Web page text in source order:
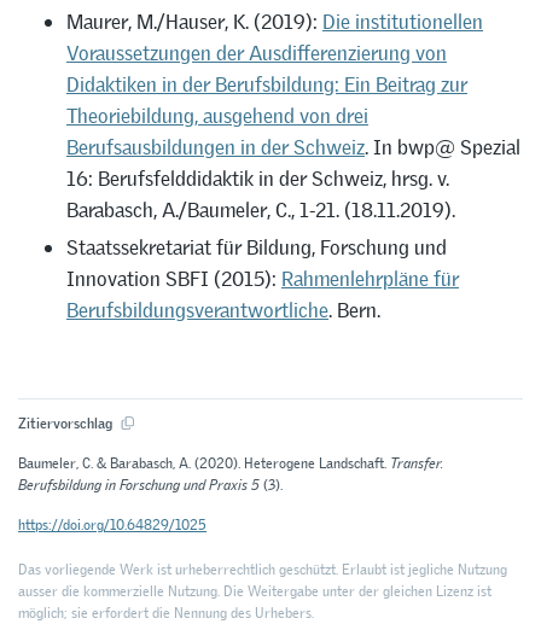
Maurer, M./Hauser, K. (2019): Die institutionellen
Voraussetzungen der Ausdifferenzierung von
Didaktiken in der Berufsbildung: Ein Beitrag zur
Theoriebildung, ausgehend von drei
Berufsausbildungen in der Schweiz. In bwp@ Spezial
16: Berufsfelddidaktik in der Schweiz, hrsg. v.
Barabasch, A./Baumeler, C., 1-21. (18.11.2019).
Staatssekretariat für Bildung, Forschung und
Innovation SBFI (2015): Rahmenlehrpläne für
Berufsbildungsverantwortliche. Bern.
Zitiervorschlag
Baumeler, C. & Barabasch, A. (2020). Heterogene Landschaft. Transfer.
Berufsbildung in Forschung und Praxis 5(3).
https://doi.org/10.64829/1025
Das vorliegende Werk ist urheberrechtlich geschützt. Erlaubt ist jegliche Nutzung
ausser die kommerzielle Nutzung. Die Weitergabe unter der gleichen Lizenz ist
möglich; sie erfordert die Nennung des Urhebers.